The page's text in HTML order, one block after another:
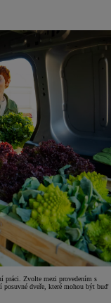
práci. Zvolte mezi provedením s
dveře, které mohou být buď